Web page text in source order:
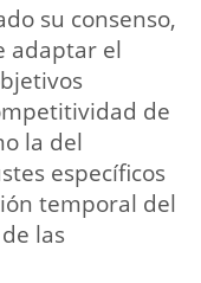
su consenso,
adaptar el
de
la del
específicos
temporal del
las